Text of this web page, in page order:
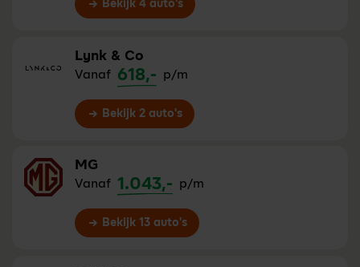
Bekijk 4 auto's
Lynk & Co
Vanaf 618,- p/m
Bekijk 2 auto's
MG
Vanaf 1.043,- p/m
Bekijk 13 auto's